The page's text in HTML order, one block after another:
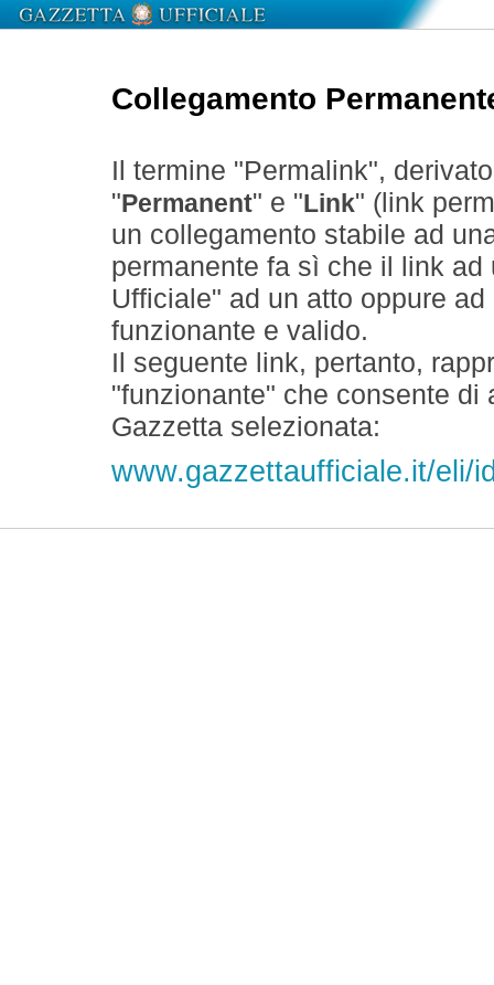
Collegamento
Il termine "Permalink",
" Permanent" e " Link" (link
un collegamento stabile ad
permanente fa sì che il link
Ufficiale" ad un atto oppure
funzionante e valido.
Il seguente link, pertanto,
"funzionante" che consente
Gazzetta selezionata:
www.gazzettaufficiale.it/eli/